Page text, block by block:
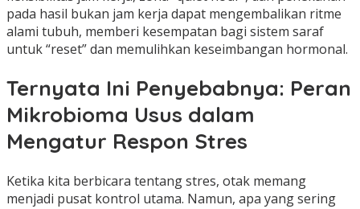
pada hasil bukan jam kerja dapat mengembalikan ritme
alami tubuh, memberi kesempatan bagi sistem saraf
untuk “reset” dan memulihkan keseimbangan hormonal.
Ternyata Ini Penyebabnya: Peran
Mikrobioma Usus dalam
Mengatur Respon Stres
Ketika kita berbicara tentang stres, otak memang
menjadi pusat kontrol utama. Namun, apa yang sering